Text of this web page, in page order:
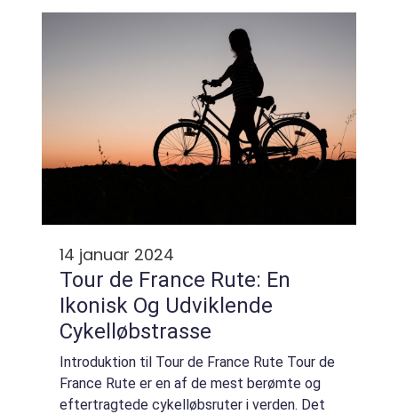
der er interesseret i emnet. Lad os...
14 januar 2024
Tour de France Rute: En
Ikonisk Og Udviklende
Cykelløbstrasse
Introduktion til Tour de France Rute Tour de
France Rute er en af de mest berømte og
eftertragtede cykelløbsruter i verden. Det